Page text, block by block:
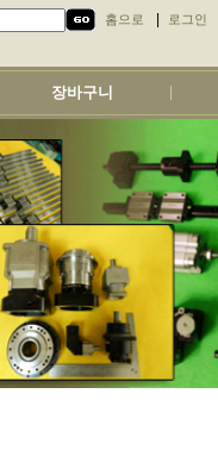
홈으로 로그인
장바구니